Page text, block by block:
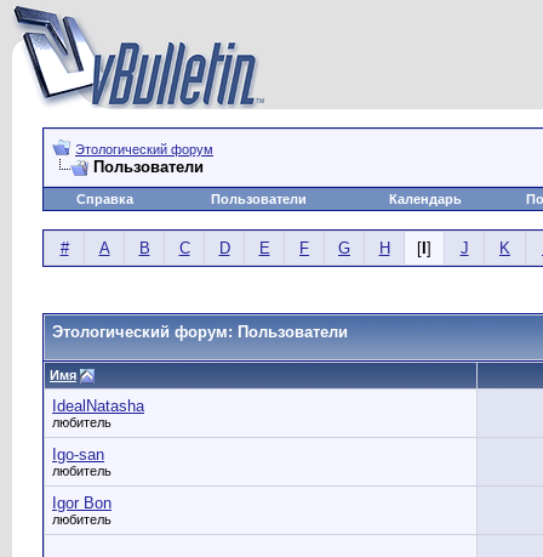
Этологический форум
Пользователи
Справка Пользователи Календарь
# A B C D E F G H [ ] J K
Этологический форум: Пользователи
Имя
IdealNatasha
любитель
Igo-san
любитель
Igor Bon
любитель